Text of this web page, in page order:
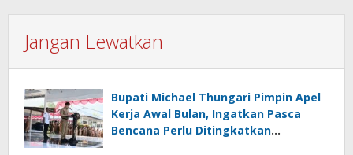
Jangan Lewatkan
Bupati Michael Thungari Pimpin Apel
Kerja Awal Bulan, Ingatkan Pasca
Bencana Perlu Ditingkatkan